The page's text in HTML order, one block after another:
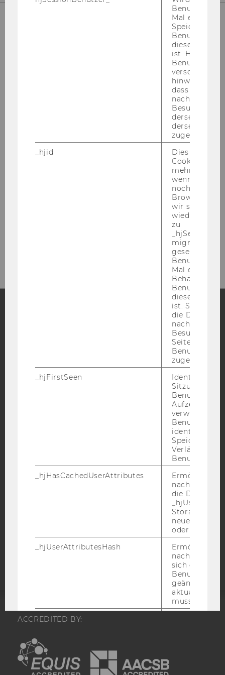
Blog
Bluesky
BARRIEREFREIHEITSERKLÄRUNG WEBSEITE
DATENSCHUTZERKLÄRUNG SOCIAL MEDIA
STUDIENBEWERBER*INNEN UND STUDIERENDE
Barrierefreiheitserklärung
Webseite
ACCREDITED BY:
EQUIS
Benutzer
Mal eine
Speichert die
Benutzer-ID,
diese Seite
ist. Hotjar
Benutzer
verschiedene
hinweg.Stellt
dass Daten
Besuchen auf
derselben
derselben
zugeordnet
_hjid
Dies ist ein
Cookie, das
mehr setzen,
wenn ein
noch in
Browser hat,
wir seinen
zu
migrieren.
gesetzt,
Benutzer
Mal eine
Behält die
Benutzer-ID
diese Seite
ist. Stellt
die Daten von
Besuchen
Seite
Benutzer-ID
zugeordnet
_hjFirstSeen
Identifiziert
Sitzung eines
Benutzers.
verwendet,
identifizieren.
Verlängert
_hjHasCachedUserAttributes
Ermöglicht
die Daten in
Storage auf
neuesten
oder nicht.
_hjUserAttributesHash
Ermöglicht
sich ein
geändert hat
aktualisiert
muss.
_hjBenutzerAttribute